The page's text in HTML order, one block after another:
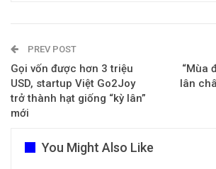
PREV POST
Gọi vốn được hơn 3 triệu
USD, startup Việt Go2Joy
trở thành hạt giống “kỳ lân”
mới
“Mùa
lân
You Might Also Like